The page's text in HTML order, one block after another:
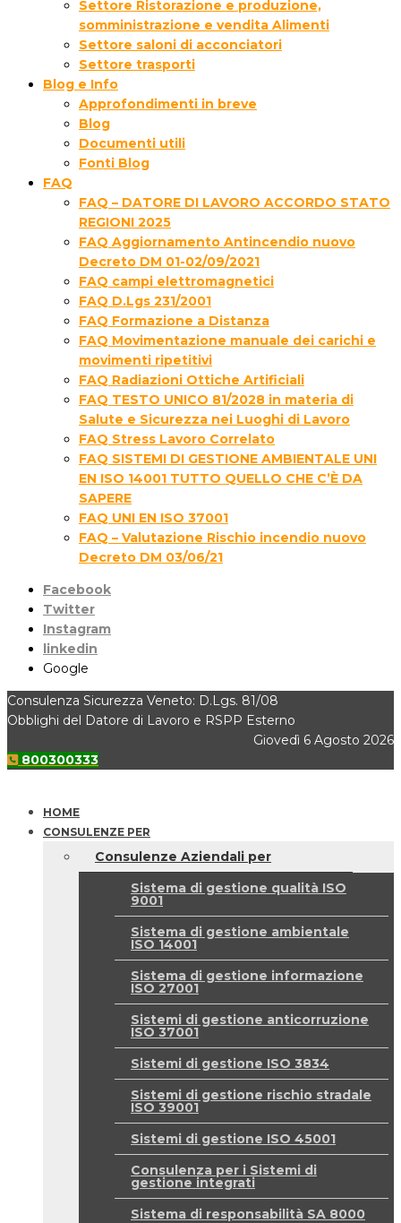
Settore Ristorazione e produzione,
somministrazione e vendita Alimenti
Settore saloni di acconciatori
Settore trasporti
Blog e Info
Approfondimenti in breve
Blog
Documenti utili
Fonti Blog
FAQ
FAQ – DATORE DI LAVORO ACCORDO STATO
REGIONI 2025
FAQ Aggiornamento Antincendio nuovo
Decreto DM 01-02/09/2021
FAQ campi elettromagnetici
FAQ D.Lgs 231/2001
FAQ Formazione a Distanza
FAQ Movimentazione manuale dei carichi e
movimenti ripetitivi
FAQ Radiazioni Ottiche Artificiali
FAQ TESTO UNICO 81/2028 in materia di
Salute e Sicurezza nei Luoghi di Lavoro
FAQ Stress Lavoro Correlato
FAQ SISTEMI DI GESTIONE AMBIENTALE UNI
EN ISO 14001 TUTTO QUELLO CHE C’È DA
SAPERE
FAQ UNI EN ISO 37001
FAQ – Valutazione Rischio incendio nuovo
Decreto DM 03/06/21
Facebook
Twitter
Instagram
linkedin
Google
Consulenza Sicurezza Veneto: D.Lgs. 81/08
Obblighi del Datore di Lavoro e RSPP Esterno
Giovedì 6 Agosto 2026
800300333
HOME
CONSULENZE PER
Consulenze Aziendali per
Sistema di gestione qualità ISO
9001
Sistema di gestione ambientale
ISO 14001
Sistema di gestione informazione
ISO 27001
Sistemi di gestione anticorruzione
ISO 37001
Sistemi di gestione ISO 3834
Sistemi di gestione rischio stradale
ISO 39001
Sistemi di gestione ISO 45001
Consulenza per i Sistemi di
gestione integrati
Sistema di responsabilità SA 8000